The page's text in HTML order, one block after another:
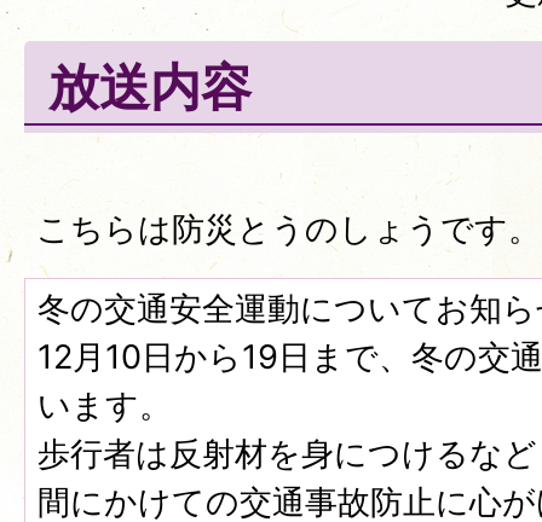
放送内容
こちらは防災とうのしょうです。
冬の交通安全運動についてお知
12月10日から19日まで、冬の交
います。
歩行者は反射材を身につけるな
間にかけての交通事故防止に心